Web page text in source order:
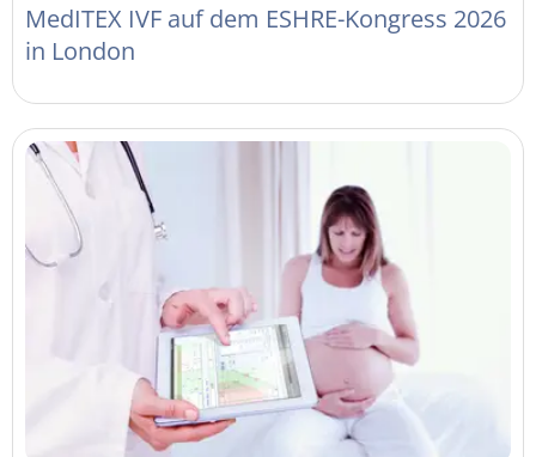
MedITEX IVF auf dem ESHRE-Kongress 2026
in London